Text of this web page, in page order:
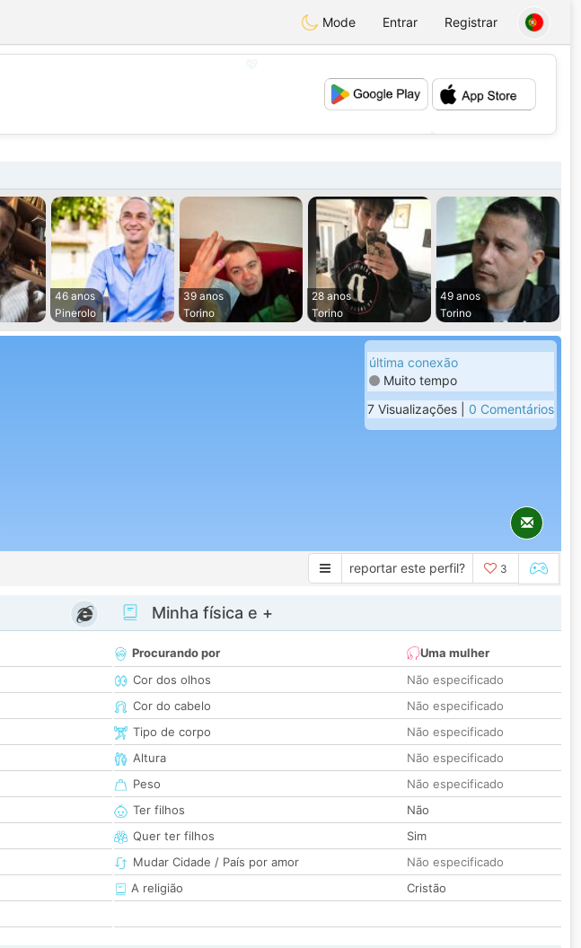
Mode Entrar Registrar
💕
46 anos
Pinerolo
39 anos
Torino
28 anos
Torino
49 anos
Torino
última conexão
Muito tempo
7 Visualizações | 0 Comentários
reportar este perfil? 3
Minha física e +
Procurando por
Uma mulher
Cor dos olhos
Não especificado
Cor do cabelo
Não especificado
Tipo de corpo
Não especificado
Altura
Não especificado
Peso
Não especificado
Ter filhos
Não
Quer ter filhos
Sim
Mudar Cidade / País por amor
Não especificado
A religião
Cristão